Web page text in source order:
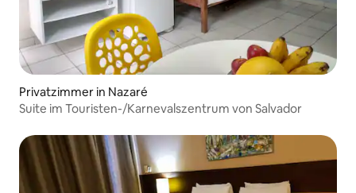
Privatzimmer in Nazaré
Suite im Touristen-/Karnevalszentrum von Salvador